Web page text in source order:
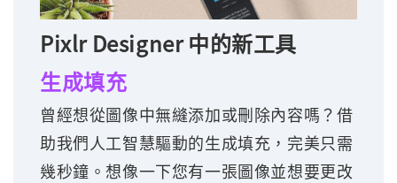
Pixlr Designer 中的新工具
生成填充
曾經想從圖像中無縫添加或刪除內容嗎？借
助我們人工智慧驅動的生成填充，完美只需
幾秒鐘。想像一下您有一張圖像並想要更改